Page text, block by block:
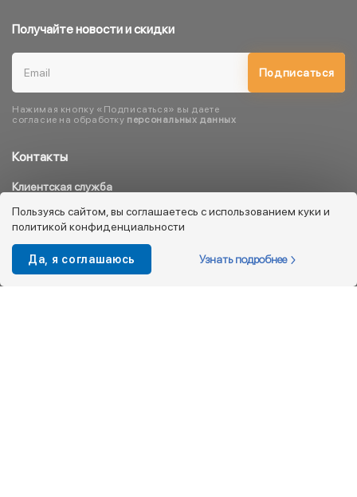
Контакты
Клиентская служба
8 800 333 08 45
info@kotofey.ru
Магазины в Москва (50)
Получайте новости и скидки
Подписаться
Нажимая кнопку «Подписаться» вы даете
согласие на обработку персональных данных
Пользуясь сайтом, вы соглашаетесь с использованием куки и
политикой конфиденциальности
Да, я соглашаюсь Узнать подробнее